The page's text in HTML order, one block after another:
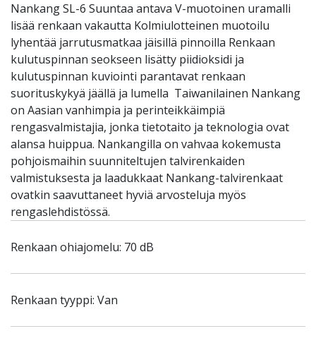
Nankang SL-6 Suuntaa antava V-muotoinen uramalli
lisää renkaan vakautta Kolmiulotteinen muotoilu
lyhentää jarrutusmatkaa jäisillä pinnoilla Renkaan
kulutuspinnan seokseen lisätty piidioksidi ja
kulutuspinnan kuviointi parantavat renkaan
suorituskykyä jäällä ja lumella Taiwanilainen Nankang
on Aasian vanhimpia ja perinteikkäimpiä
rengasvalmistajia, jonka tietotaito ja teknologia ovat
alansa huippua. Nankangilla on vahvaa kokemusta
pohjoismaihin suunniteltujen talvirenkaiden
valmistuksesta ja laadukkaat Nankang-talvirenkaat
ovatkin saavuttaneet hyviä arvosteluja myös
rengaslehdistössä.
Renkaan ohiajomelu: 70 dB
Renkaan tyyppi: Van